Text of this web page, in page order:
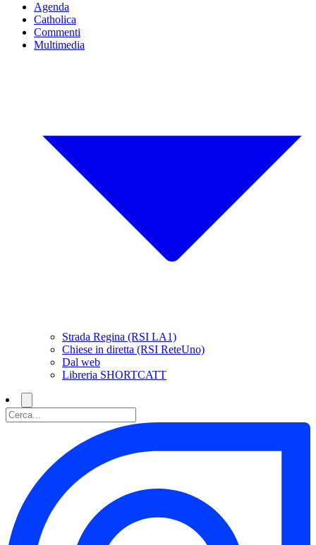
Agenda
Catholica
Commenti
Multimedia
Strada Regina (RSI LA1)
Chiese in diretta (RSI ReteUno)
Dal web
Libreria SHORTCATT